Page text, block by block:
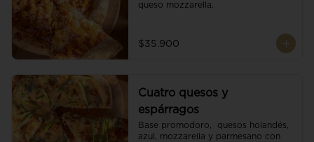
queso mozzarella.
$35.900
Cuatro quesos y
espárragos
Base promodoro,  quesos holandés,
azul, mozzarella y parmesano con